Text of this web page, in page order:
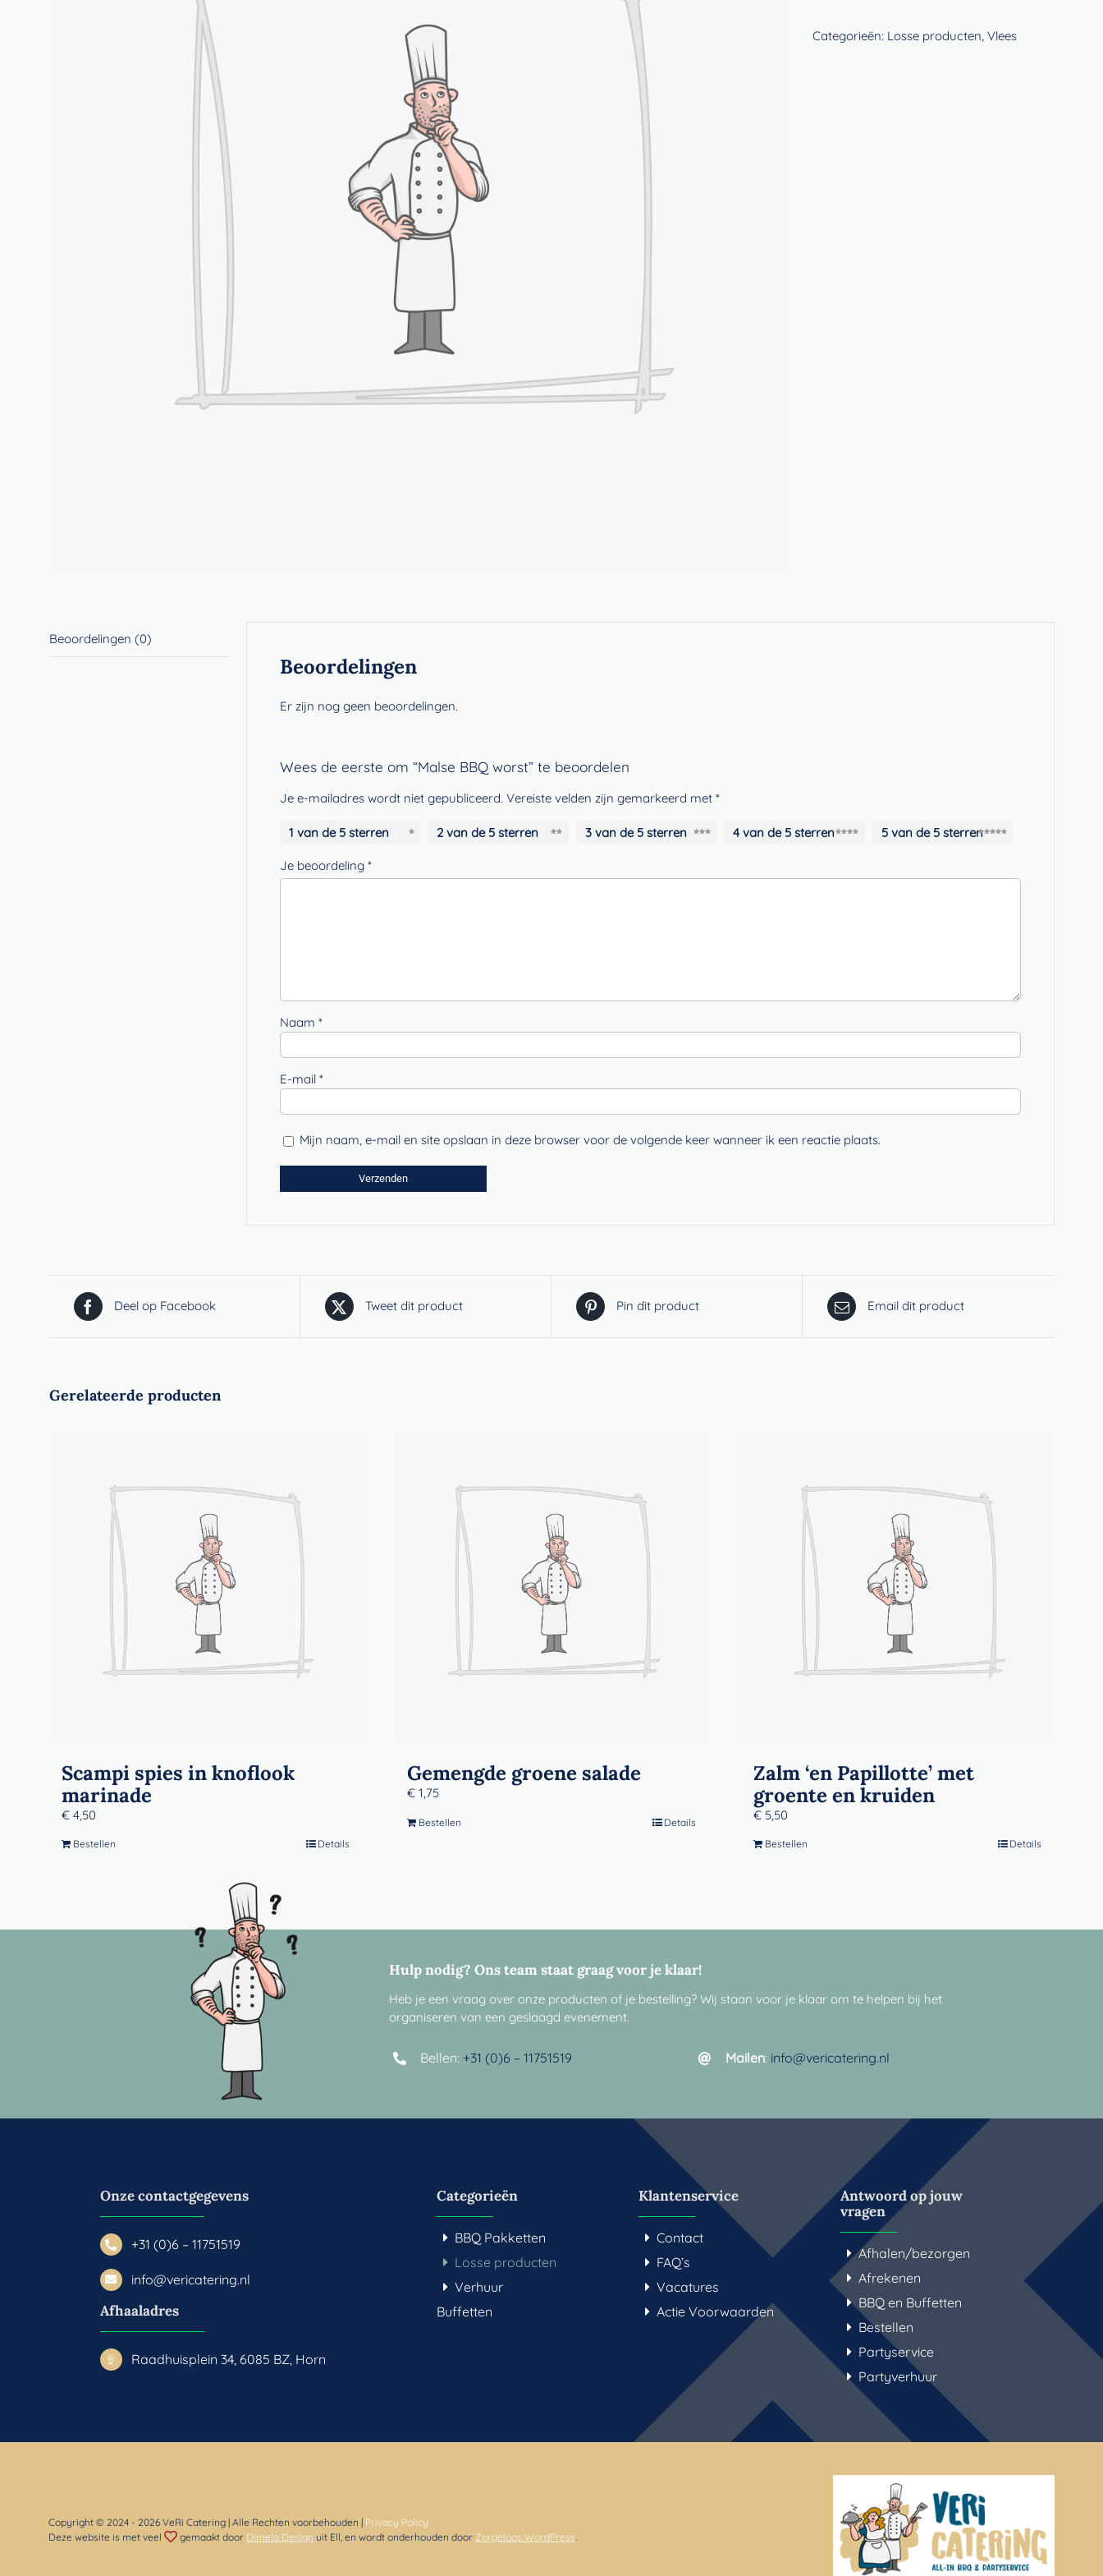
Categorieën: Losse producten, Vlees
Beoordelingen (0)
Beoordelingen
Er zijn nog geen beoordelingen.
Wees de eerste om “Malse BBQ worst” te beoordelen
Je e-mailadres wordt niet gepubliceerd. Vereiste velden zijn gemarkeerd met *
1 van de 5 sterren 2 van de 5 sterren 3 van de 5 sterren 4 van de 5 sterren 5 van de 5 sterren
Je beoordeling *
Naam *
E-mail *
Mijn naam, e-mail en site opslaan in deze browser voor de volgende keer wanneer ik een reactie plaats.
Deel op Facebook Tweet dit product Pin dit product Email dit product
Gerelateerde producten
Scampi spies in knoflook
marinade
€4,50
Bestellen Details
Gemengde groene salade
€ 1,75
Bestellen Details
Zalm ‘en Papillotte’ met
groente en kruiden
€5,50
Bestellen Details
Hulp nodig? Ons team staat graag voor je klaar!
Heb je een vraag over onze producten of je bestelling? Wij staan voor je klaar om te helpen bij het
organiseren van een geslaagd evenement.
Bellen: +31 (0)6 – 11751519 Mailen: info@vericatering.nl
Onze contactgegevens
+31 (0)6 – 11751519
info@vericatering.nl
Afhaaladres
Raadhuisplein 34, 6085 BZ, Horn
Categorieën
BBQ Pakketten
Losse producten
Verhuur
Buffetten
Klantenservice
Contact
FAQ’s
Vacatures
Actie Voorwaarden
Antwoord op jouw
vragen
Afhalen/bezorgen
Afrekenen
BBQ en Buffetten
Bestellen
Partyservice
Partyverhuur
Copyright © 2024 - 2026 VeRi Catering | Alle Rechten voorbehouden | Privacy Policy
Deze website is met veel
gemaakt door Dímelo Design uit Ell, en wordt onderhouden door Zorgeloos WordPress